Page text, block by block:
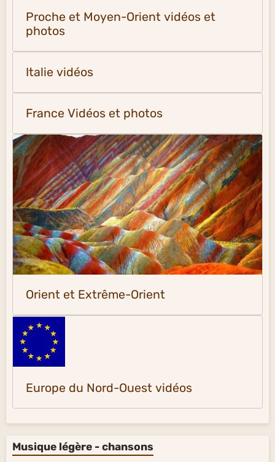
Proche et Moyen-Orient vidéos et
photos
Italie vidéos
France Vidéos et photos
Orient et Extrême-Orient
Europe du Nord-Ouest vidéos
Musique légère - chansons